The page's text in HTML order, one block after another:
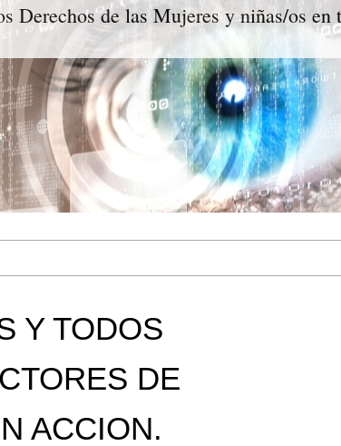
Derechos de las Mujeres y niñas/os
Y TODOS
DE
ACCION.